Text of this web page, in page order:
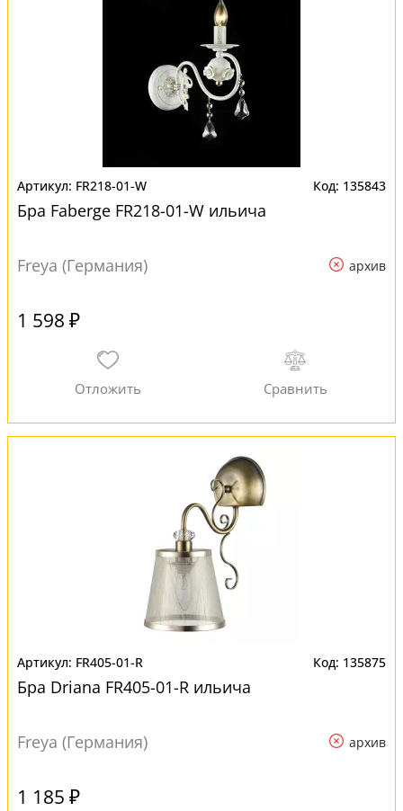
FR218-01-W 135843
Бра Faberge FR218-01-W ильича
Freya (Германия) архив
1 598 ₽
FR405-01-R 135875
Бра Driana FR405-01-R ильича
Freya (Германия) архив
1 185 ₽